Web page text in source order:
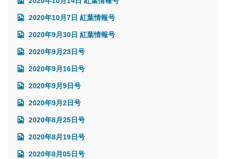
2020年10月7日 紅葉情報号
2020年9月30日 紅葉情報号
2020年9月23日号
2020年9月16日号
2020年9月9日号
2020年9月2日号
2020年8月25日号
2020年8月19日号
2020年8月05日号